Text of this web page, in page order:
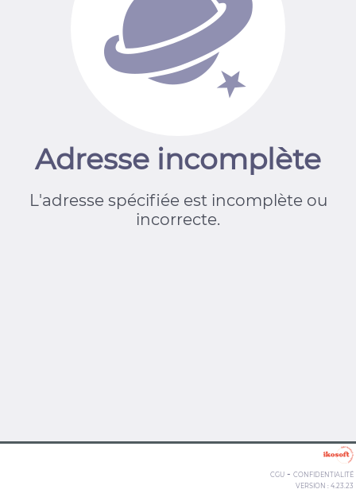
Adresse incomplète
L'adresse spécifiée est incomplète ou
incorrecte.
CGU- CONFIDENTIALITÉ
VERSION : 4.23.23